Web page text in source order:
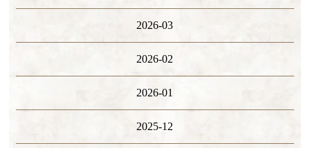
2026-03
2026-02
2026-01
2025-12